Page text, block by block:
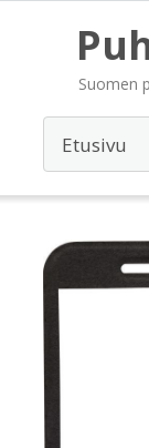
Suomen